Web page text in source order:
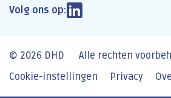
Volg ons op:
© 2026 DHD
Alle rechten
Cookie-instellingen
Privacy